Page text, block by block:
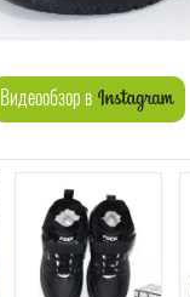
Видеообзор в